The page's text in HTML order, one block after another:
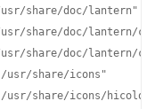
share/doc/lantern"
share/doc/lantern/
share/doc/lantern/
share/icons"
share/icons/hicolor"